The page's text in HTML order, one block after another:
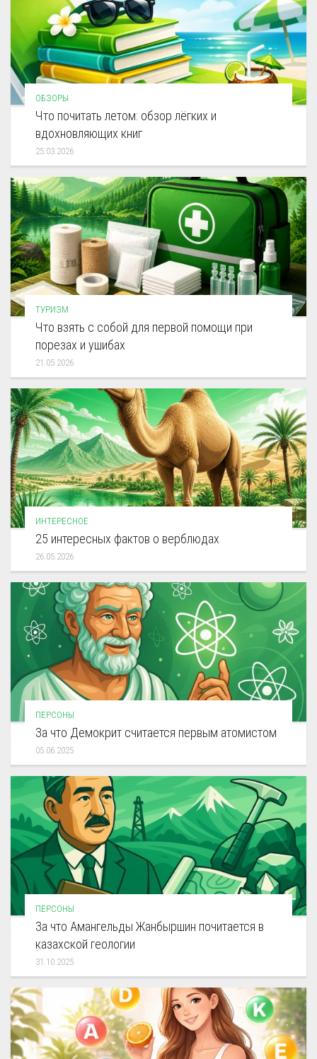
ОБЗОРЫ
Что почитать летом: обзор лёгких и
вдохновляющих книг
25.03.2026
ТУРИЗМ
Что взять с собой для первой помощи при
порезах и ушибах
21.05.2026
ИНТЕРЕСНОЕ
25 интересных фактов о верблюдах
26.05.2026
ПЕРСОНЫ
За что Демокрит считается первым атомистом
05.06.2025
ПЕРСОНЫ
За что Амангельды Жанбыршин почитается в
казахской геологии
31.10.2025